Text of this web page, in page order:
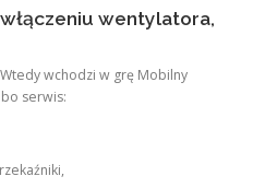
wentylatora,
wchodzi w grę Mobilny
serwis: